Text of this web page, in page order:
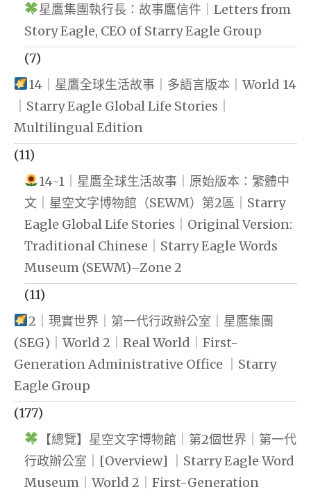
星鷹集團執行長：故事鷹信件｜Letters from
Story Eagle, CEO of Starry Eagle Group
(7)
14｜星鷹全球生活故事｜多語言版本｜World 14
｜Starry Eagle Global Life Stories｜
Multilingual Edition
(11)
14-1｜星鷹全球生活故事｜原始版本：繁體中
文｜星空文字博物館（SEWM）第2區｜Starry
Eagle Global Life Stories｜Original Version:
Traditional Chinese｜Starry Eagle Words
Museum (SEWM)–Zone 2
(11)
2｜現實世界｜第一代行政辦公室｜星鷹集團
(SEG)｜World 2｜Real World｜First-
Generation Administrative Office ｜Starry
Eagle Group
(177)
【總覽】星空文字博物館｜第2個世界｜第一代
行政辦公室｜[Overview] ｜Starry Eagle Word
Museum｜World 2｜First-Generation